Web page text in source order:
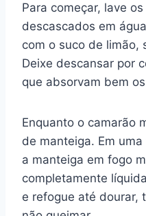
Para começar, lave
descascados em
com o suco de limão,
Deixe descansar por
que absorvam bem
Enquanto o camarão
de manteiga. Em
a manteiga em fogo
completamente
e refogue até dourar,